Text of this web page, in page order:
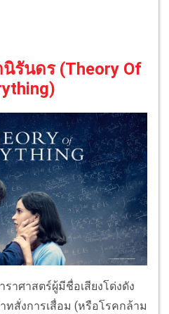
รันดร (Theory Of
าศาสตร์ผู้มีชื่อเสียงโด่งดัง
ทสั่งการเสื่อม (หรือโรคกล้าม